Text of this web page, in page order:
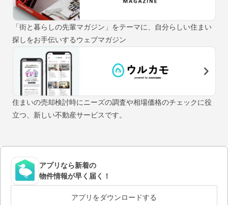
「街と暮らしの先輩マガジン」をテーマに、自分らしい住まい
探しをお手伝いするウェブマガジン
住まいの売却検討時にニーズの調査や相場価格のチェックに役
立つ、新しい不動産サービスです。
アプリなら新着の
物件情報が早く届く！
アプリをダウンロードする